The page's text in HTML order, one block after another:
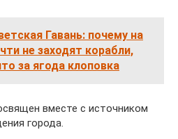
Гавань: почему на
не заходят корабли,
за ягода клоповка
вместе с источником
города.